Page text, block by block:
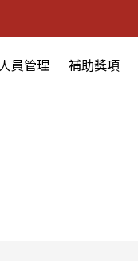
人員管理 補助獎項